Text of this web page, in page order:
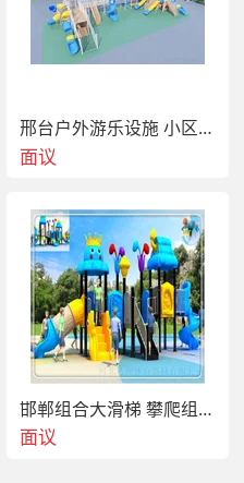
邢台户外游乐设施 小区室外儿童木质组合玩具
面议
邯郸组合大滑梯 攀爬组合 地面蹦床
面议